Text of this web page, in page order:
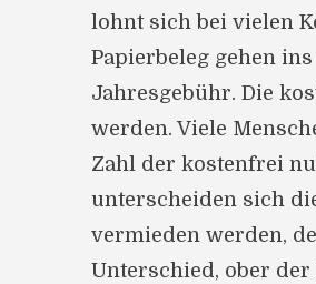
lohnt sich bei vielen
Papierbeleg gehen
Jahresgebühr. Die
werden. Viele
Zahl der kostenfrei
unterscheiden sich
vermieden werden,
Unterschied, ober der